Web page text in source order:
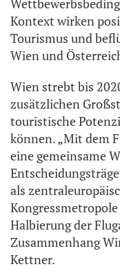
Kontext wirken
Tourismus und
Wien und
Wien strebt bis
zusätzlichen
touristische
können. „Mit dem
eine gemeinsame
als
Halbierung der
Zusammenhang
Kettner.